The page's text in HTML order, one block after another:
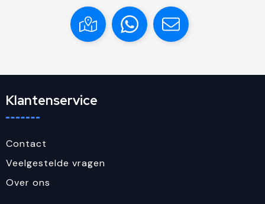
Klantenservice
Contact
Veelgestelde vragen
Over ons